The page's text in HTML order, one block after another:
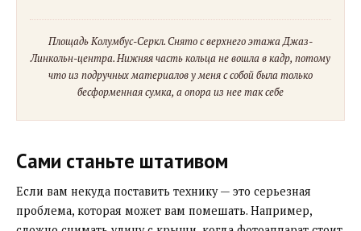
Площадь Колумбус-Серкл. Снято с верхнего этажа Джаз-
Линкольн-центра. Нижняя часть кольца не вошла в кадр, потому
что из подручных материалов у меня с собой была только
бесформенная сумка, а опора из нее так себе
Сами станьте штативом
Если вам некуда поставить технику — это серьезная
проблема, которая может вам помешать. Например,